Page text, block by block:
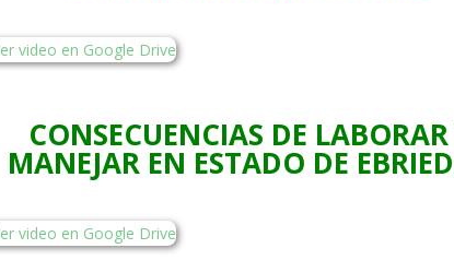
CONSECUENCIAS DE
MANEJAR EN ESTADO DE